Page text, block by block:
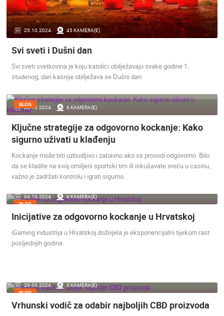
25.10.2024. 45 KAMERA(E)
Svi sveti i Dušni dan
Svi sveti svetkovina je koju katolici obilježavaju svake godine 1.
studenog, dan kasnije obilježava se Dušni dan
23.10.2024. 6 KAMERA(E)
BLOG
Ključne strategije za odgovorno kockanje: Kako
sigurno uživati u klađenju
Kockanje može biti uzbudljivo i zabavno ako se provodi odgovorno. Bilo
da se kladite na svoj omiljeni sportski tim ili iskušavate sreću u casinu,
važno je zadržati kontrolu i igrati sigurno.
04.10.2024.
6 KAMERA(E)
BLOG
Inicijative za odgovorno kockanje u Hrvatskoj
iGaming industrija u Hrvatskoj doživjela je eksponencijalni tijekom rast
posljednjih godina.
29.09.2024.
3 KAMERA(E)
BLOG
Vrhunski vodič za odabir najboljih CBD proizvoda